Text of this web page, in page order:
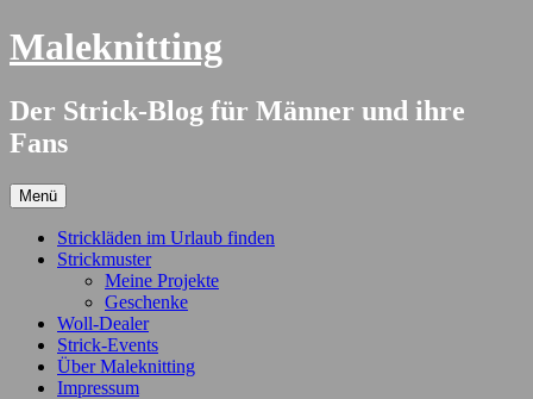
Springe
zum
Maleknitting
Der Strick-Blog für Männer und ihre
Fans
Menü
Strickläden im Urlaub finden
Strickmuster
Meine Projekte
Geschenke
Woll-Dealer
Strick-Events
Über Maleknitting
Impressum